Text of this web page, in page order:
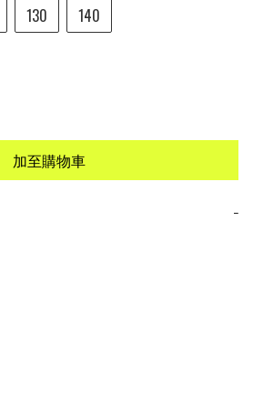
130 140
加至購物車
−